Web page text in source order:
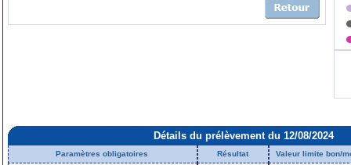
Détails du prélèvement du 12/08/2024
Paramètres obligatoires Résultat
Valeur limite bon/